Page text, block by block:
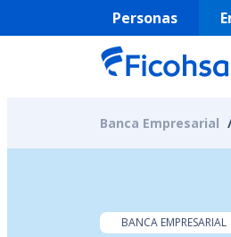
Personas
Banca Empresarial
BANCA EMPRESARIAL